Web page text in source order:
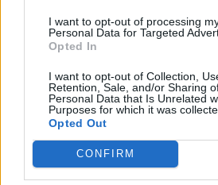
I want to opt-out of processing
Personal Data for Targeted
Opted In
I want to opt-out of Collection,
Retention, Sale, and/or Sharing
Personal Data that Is Unrelated
Purposes for which it was
Opted Out
CONFIRM
Life
Η αποκάλυψη του αιώνα στην
ο Τύμβος Καστά «ζωντανεύει»